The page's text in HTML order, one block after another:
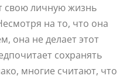
свою личную жизнь
на то, что она
она не делает этот
сохранять
многие считают, что